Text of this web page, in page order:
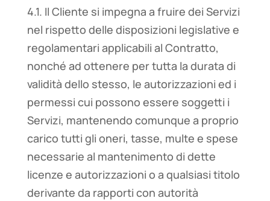
4.1. Il Cliente si impegna a fruire dei Servizi
nel rispetto delle disposizioni legislative e
regolamentari applicabili al Contratto,
nonché ad ottenere per tutta la durata di
validità dello stesso, le autorizzazioni ed i
permessi cui possono essere soggetti i
Servizi, mantenendo comunque a proprio
carico tutti gli oneri, tasse, multe e spese
necessarie al mantenimento di dette
licenze e autorizzazioni o a qualsiasi titolo
derivante da rapporti con autorità